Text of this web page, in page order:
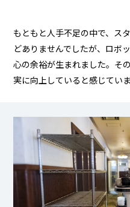
もともと人手不足の中で、ス
どありませんでしたが、ロボ
心の余裕が生まれました。そ
実に向上していると感じていま